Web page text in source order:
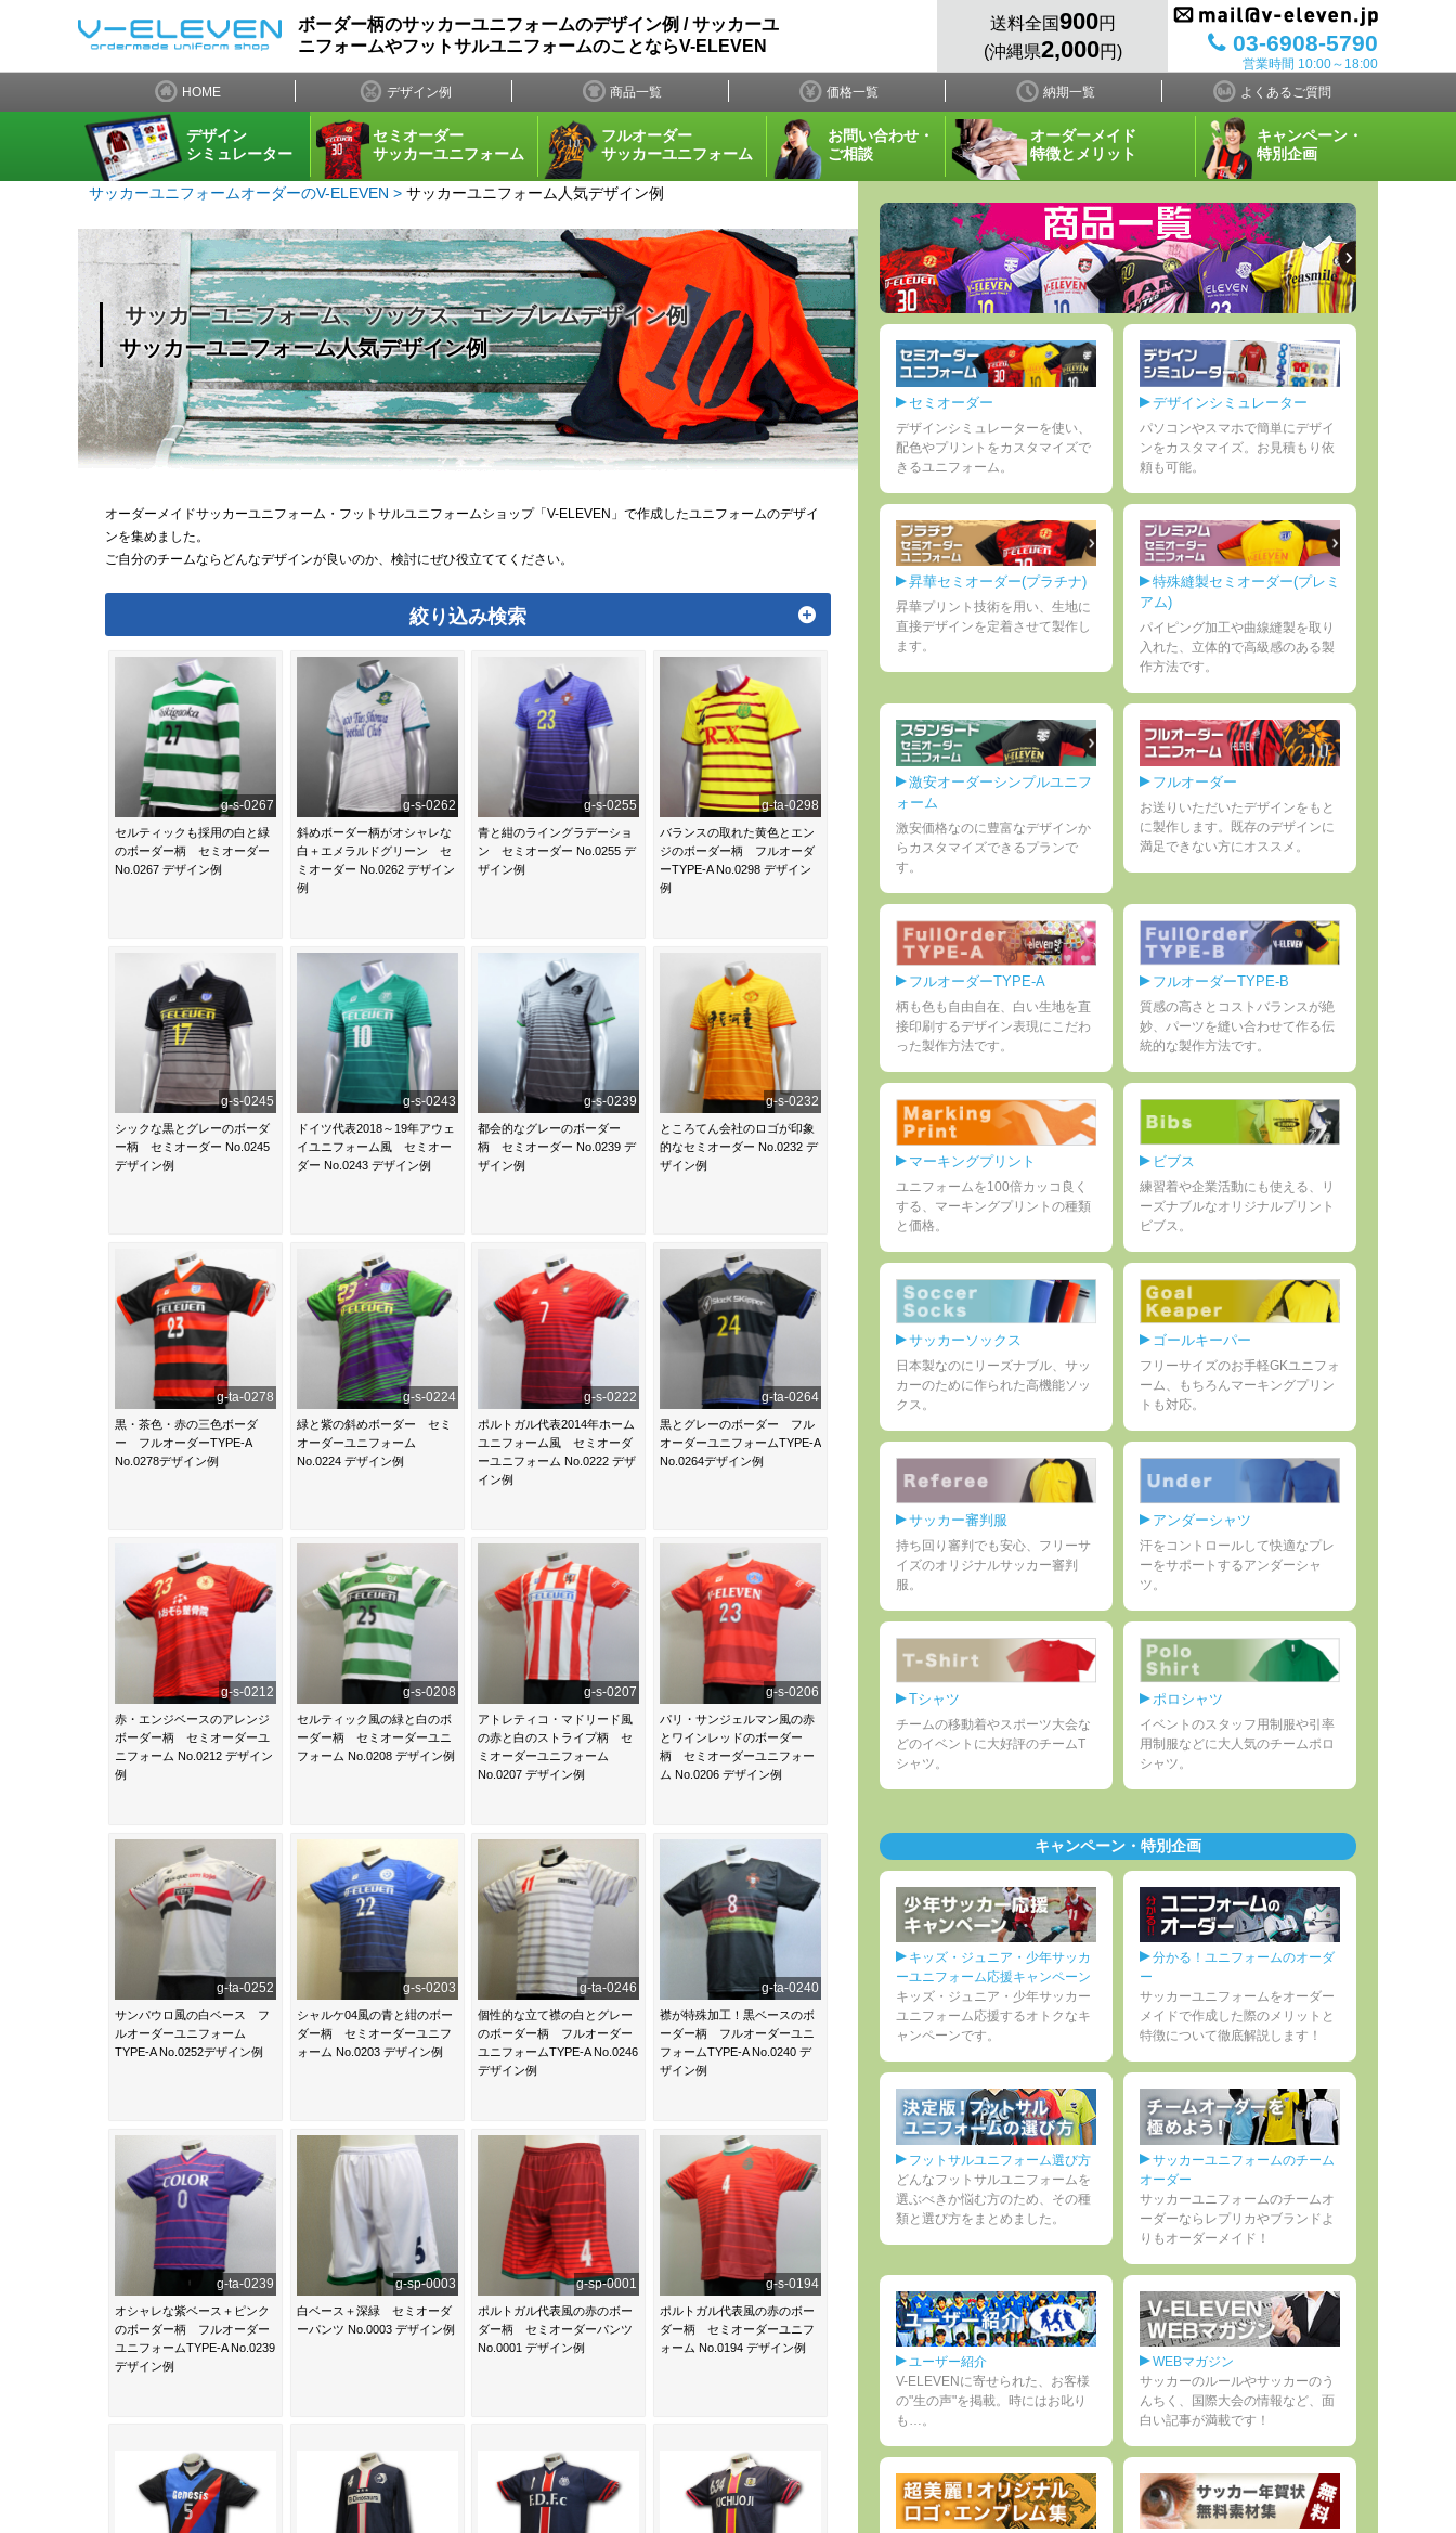
ボーダー柄のサッカーユニフォームのデザイン例 / サッカーユ
ニフォームやフットサルユニフォームのことならV-ELEVEN
送料全国900円
(沖縄県2,000円) 03-6908-5790
営業時間 10:00～18:00
HOME
デザイン例 商品一覧 価格一覧 納期一覧 よくあるご質問
デザイン
シミュレーター
セミオーダー
サッカーユニフォーム
フルオーダー
サッカーユニフォーム
お問い合わせ・
ご相談
オーダーメイド
特徴とメリット
キャンペーン・
特別企画
サッカーユニフォームオーダーのV-ELEVEN サッカーユニフォーム人気デザイン例
サッカーユニフォーム、ソックス、エンブレムデザイン例
サッカーユニフォーム人気デザイン例
オーダーメイドサッカーユニフォーム・フットサルユニフォームショップ「V-ELEVEN」で作成したユニフォームのデザイ
ンを集めました。
ご自分のチームならどんなデザインが良いのか、検討にぜひ役立ててください。
絞り込み検索
g-s-0267
セルティックも採用の白と緑
のボーダー柄 セミオーダー
No.0267 デザイン例
g-s-0262
斜めボーダー柄がオシャレな
白＋エメラルドグリーン セ
ミオーダー No.0262 デザイン
例
g-s-0255
青と紺のライングラデーショ
ン セミオーダー No.0255 デ
ザイン例
g-ta-0298
バランスの取れた黄色とエン
ジのボーダー柄 フルオーダ
ーTYPE-A No.0298 デザイン
例
g-s-0245
シックな黒とグレーのボーダ
ー柄 セミオーダー No.0245
デザイン例
g-s-0243
ドイツ代表2018～19年アウェ
イユニフォーム風 セミオー
ダー No.0243 デザイン例
g-s-0239
都会的なグレーのボーダー
柄 セミオーダー No.0239 デ
ザイン例
g-s-0232
ところてん会社のロゴが印象
的なセミオーダー No.0232 デ
ザイン例
g-ta-0278
黒・茶色・赤の三色ボーダ
ー フルオーダーTYPE-A
No.0278デザイン例
g-s-0224
緑と紫の斜めボーダー セミ
オーダーユニフォーム
No.0224 デザイン例
g-s-0222
ポルトガル代表2014年ホーム
ユニフォーム風 セミオーダ
ーユニフォーム No.0222 デザ
イン例
g-ta-0264
黒とグレーのボーダー フル
オーダーユニフォームTYPE-A
No.0264デザイン例
g-s-0212
赤・エンジベースのアレンジ
ボーダー柄 セミオーダーユ
ニフォーム No.0212 デザイン
例
g-s-0208
セルティック風の緑と白のボ
ーダー柄 セミオーダーユニ
フォーム No.0208 デザイン例
g-s-0207
アトレティコ・マドリード風
の赤と白のストライプ柄 セ
ミオーダーユニフォーム
No.0207 デザイン例
g-s-0206
パリ・サンジェルマン風の赤
とワインレッドのボーダー
柄 セミオーダーユニフォー
ム No.0206 デザイン例
g-ta-0252
サンパウロ風の白ベース フ
ルオーダーユニフォーム
TYPE-A No.0252デザイン例
g-s-0203
シャルケ04風の青と紺のボー
ダー柄 セミオーダーユニフ
ォーム No.0203 デザイン例
g-ta-0246
個性的な立て襟の白とグレー
のボーダー柄 フルオーダー
ユニフォームTYPE-A No.0246
デザイン例
g-ta-0240
襟が特殊加工！黒ベースのボ
ーダー柄 フルオーダーユニ
フォームTYPE-A No.0240 デ
ザイン例
g-ta-0239
オシャレな紫ベース＋ピンク
のボーダー柄 フルオーダー
ユニフォームTYPE-A No.0239
デザイン例
g-sp-0003
白ベース＋深緑 セミオーダ
ーパンツ No.0003 デザイン例
g-sp-0001
ポルトガル代表風の赤のボー
ダー柄 セミオーダーパンツ
No.0001 デザイン例
g-s-0194
ポルトガル代表風の赤のボー
ダー柄 セミオーダーユニフ
ォーム No.0194 デザイン例
セミオーダー
デザインシミュレーターを使い、
配色やプリントをカスタマイズで
きるユニフォーム。
デザインシミュレーター
パソコンやスマホで簡単にデザイ
ンをカスタマイズ。お見積もり依
頼も可能。
昇華セミオーダー(プラチナ)
昇華プリント技術を用い、生地に
直接デザインを定着させて製作し
ます。
特殊縫製セミオーダー(プレミ
アム)
パイピング加工や曲線縫製を取り
入れた、立体的で高級感のある製
作方法です。
激安オーダーシンプルユニフ
ォーム
激安価格なのに豊富なデザインか
らカスタマイズできるプランで
す。
フルオーダー
お送りいただいたデザインをもと
に製作します。既存のデザインに
満足できない方にオススメ。
フルオーダーTYPE-A
柄も色も自由自在、白い生地を直
接印刷するデザイン表現にこだわ
った製作方法です。
フルオーダーTYPE-B
質感の高さとコストバランスが絶
妙、パーツを縫い合わせて作る伝
統的な製作方法です。
マーキングプリント
ユニフォームを100倍カッコ良く
する、マーキングプリントの種類
と価格。
ビブス
練習着や企業活動にも使える、リ
ーズナブルなオリジナルプリント
ビブス。
サッカーソックス
日本製なのにリーズナブル、サッ
カーのために作られた高機能ソッ
クス。
ゴールキーパー
フリーサイズのお手軽GKユニフォ
ーム、もちろんマーキングプリン
トも対応。
サッカー審判服
持ち回り審判でも安心、フリーサ
イズのオリジナルサッカー審判
服。
アンダーシャツ
汗をコントロールして快適なプレ
ーをサポートするアンダーシャ
ツ。
Tシャツ
チームの移動着やスポーツ大会な
どのイベントに大好評のチームT
シャツ。
ポロシャツ
イベントのスタッフ用制服や引率
用制服などに大人気のチームポロ
シャツ。
キャンペーン・特別企画
キッズ・ジュニア・少年サッカ
ーユニフォーム応援キャンペーン
キッズ・ジュニア・少年サッカー
ユニフォーム応援するオトクなキ
ャンペーンです。
分かる！ユニフォームのオーダ
ー
サッカーユニフォームをオーダー
メイドで作成した際のメリットと
特徴について徹底解説します！
フットサルユニフォーム選び方
どんなフットサルユニフォームを
選ぶべきか悩む方のため、その種
類と選び方をまとめました。
サッカーユニフォームのチーム
オーダー
サッカーユニフォームのチームオ
ーダーならレプリカやブランドよ
りもオーダーメイド！
ユーザー紹介
V-ELEVENに寄せられた、お客様
の"生の声"を掲載。時にはお叱り
も…。
WEBマガジン
サッカーのルールやサッカーのう
んちく、国際大会の情報など、面
白い記事が満載です！